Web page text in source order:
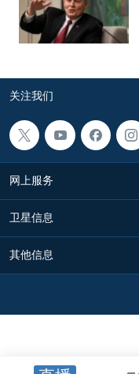
关注我们
网上服务
卫星信息
其他信息